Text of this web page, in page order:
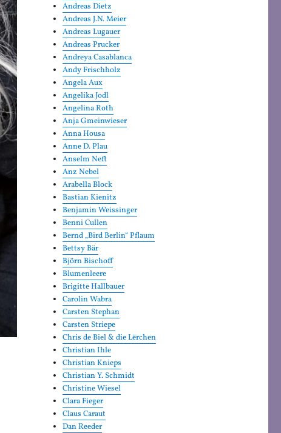
Andreas Dietz
Andreas J.N. Meier
Andreas Lugauer
Andreas Prucker
Andreya Casablanca
Andy Frischholz
Angela Aux
Angelika Jodl
Angelina Roth
Anja Gmeinwieser
Anna Housa
Anne D. Plau
Anselm Neft
Anz Nebel
Arabella Block
Bastian Kienitz
Benjamin Weissinger
Benni Cullen
Bernd „Bird Berlin“ Pflaum
Bettsy Bär
Björn Bischoff
Blumenleere
Brigitte Hallbauer
Carolin Wabra
Carsten Stephan
Carsten Striepe
Chris de Biel & die Lërchen
Christian Ihle
Christian Knieps
Christian Y. Schmidt
Christine Wiesel
Clara Fieger
Claus Caraut
Dan Reeder